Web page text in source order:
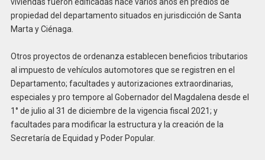
propiedad del departamento situados en jurisdicción de Santa
Marta y Ciénaga.
Otros proyectos de ordenanza establecen beneficios tributarios
al impuesto de vehículos automotores que se registren en el
Departamento; facultades y autorizaciones extraordinarias,
especiales y pro tempore al Gobernador del Magdalena desde el
1° de julio al 31 de diciembre de la vigencia fiscal 2021; y
facultades para modificar la estructura y la creación de la
Secretaría de Equidad y Poder Popular.